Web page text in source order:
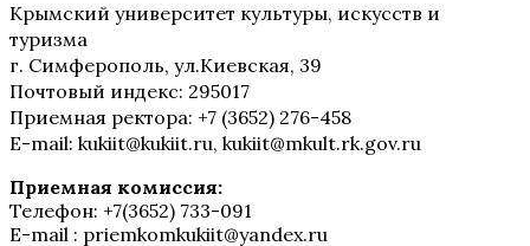
Крымский университет культуры, искусств и
туризма
г. Симферополь, ул.Киевская, 39
Почтовый индекс: 295017
Приемная ректора: +7 (3652) 276-458
E-mail: kukiit@kukiit.ru, kukiit@mkult.rk.gov.ru
Приемная комиссия:
Телефон: +7(3652) 733-091
E-mail : priemkomkukiit@yandex.ru